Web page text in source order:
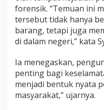
forensik. “Temuan ini
tersebut tidak hanya
barang, tetapi juga
di dalam negeri,” kata
Ia menegaskan,
penting bagi
menjadi bentuk nyata
masyarakat,” ujarnya.